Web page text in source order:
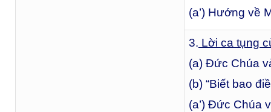
(a’) Hướng về
3. Lời ca tụng
(a) Đức Chúa
(b) “Biết bao
(a’) Đức Chúa